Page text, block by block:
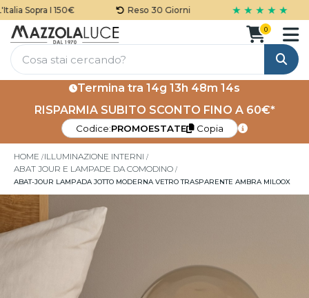
Sopra I 150€ Reso 30 Giorni ★ ★ ★ ★ ★
Cerca
0
Termina tra 14g 13h 48m 14s
RISPARMIA SUBITO SCONTO FINO A 60€*
Codice:PROMOESTATE Copia
HOME ILLUMINAZIONE INTERNI
ABAT JOUR E LAMPADE DA COMODINO
ABAT-JOUR LAMPADA JOTTO MODERNA VETRO TRASPARENTE AMBRA MILOOX